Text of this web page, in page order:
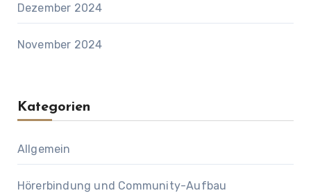
Dezember 2024
November 2024
Kategorien
Allgemein
Hörerbindung und Community-Aufbau